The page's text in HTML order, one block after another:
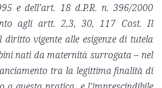
e dell’art. 18 d.P.R. n. 396/2000
agli artt. 2,3, 30, 117 Cost. Il
vigente alle esigenze di tutela
nati da maternità surrogata – nel
tra la legittima finalità di